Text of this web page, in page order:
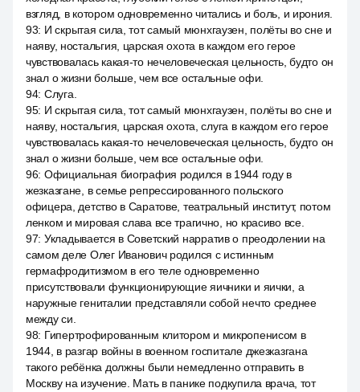
взгляд, в котором одновременно читались и боль, и ирония.
93: И скрытая сила, тот самый мюнхгаузен, полёты во сне и
наяву, ностальгия, царская охота в каждом его герое
чувствовалась какая-то нечеловеческая цельность, будто он
знал о жизни больше, чем все остальные офи.
94: Слуга.
95: И скрытая сила, тот самый мюнхгаузен, полёты во сне и
наяву, ностальгия, царская охота, слуга в каждом его герое
чувствовалась какая-то нечеловеческая цельность, будто он
знал о жизни больше, чем все остальные офи.
96: Официальная биография родился в 1944 году в
жезказгане, в семье репрессированного польского
офицера, детство в Саратове, театральный институт, потом
ленком и мировая слава все трагично, но красиво все.
97: Укладывается в Советский нарратив о преодолении на
самом деле Олег Иванович родился с истинным
гермафродитизмом в его теле одновременно
присутствовали функционирующие яичники и яички, а
наружные гениталии представляли собой нечто среднее
между си.
98: Гипертрофированным клитором и микропенисом в
1944, в разгар войны в военном госпитале джезказгана
такого ребёнка должны были немедленно отправить в
Москву на изучение. Мать в панике подкупила врача, тот